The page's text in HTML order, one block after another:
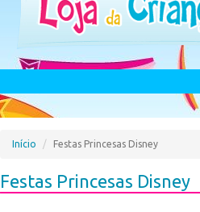
Início Festas Princesas Disney
Festas Princesas Disney